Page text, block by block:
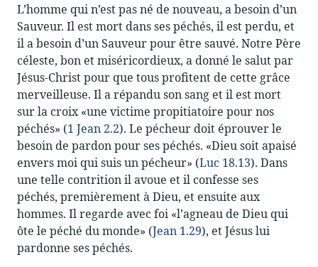
L’homme qui n’est pas né de nouveau, a besoin d’un
Sauveur. Il est mort dans ses péchés, il est perdu, et
il a besoin d’un Sauveur pour être sauvé. Notre Père
céleste, bon et miséricordieux, a donné le salut par
Jésus-Christ pour que tous profitent de cette grâce
merveilleuse. Il a répandu son sang et il est mort
sur la croix «une victime propitiatoire pour nos
péchés» (1 Jean 2.2). Le pécheur doit éprouver le
besoin de pardon pour ses péchés. «Dieu soit apaisé
envers moi qui suis un pécheur» (Luc 18.13). Dans
une telle contrition il avoue et il confesse ses
péchés, premièrement à Dieu, et ensuite aux
hommes. Il regarde avec foi «l’agneau de Dieu qui
ôte le péché du monde» (Jean 1.29), et Jésus lui
pardonne ses péchés.